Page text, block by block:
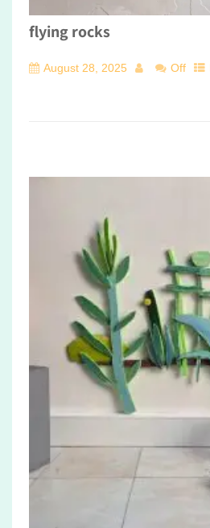
flying rocks
August 28, 2025 Off